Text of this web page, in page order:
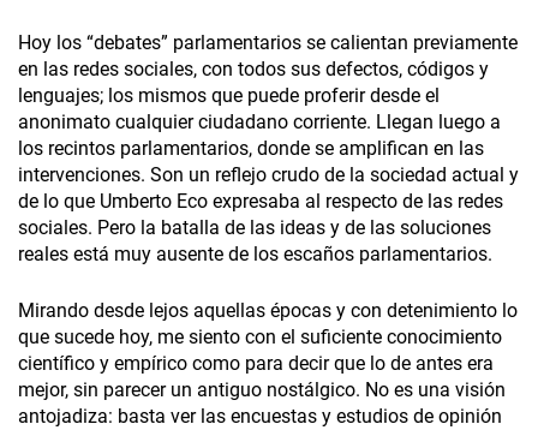
Hoy los “debates” parlamentarios se calientan previamente
en las redes sociales, con todos sus defectos, códigos y
lenguajes; los mismos que puede proferir desde el
anonimato cualquier ciudadano corriente. Llegan luego a
los recintos parlamentarios, donde se amplifican en las
intervenciones. Son un reflejo crudo de la sociedad actual y
de lo que Umberto Eco expresaba al respecto de las redes
sociales. Pero la batalla de las ideas y de las soluciones
reales está muy ausente de los escaños parlamentarios.
Mirando desde lejos aquellas épocas y con detenimiento lo
que sucede hoy, me siento con el suficiente conocimiento
científico y empírico como para decir que lo de antes era
mejor, sin parecer un antiguo nostálgico. No es una visión
antojadiza: basta ver las encuestas y estudios de opinión